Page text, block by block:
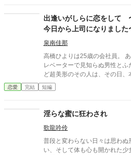
出逢いがしらに恋をして
今日から上司になりました
泉南佳那
高橋ひよりは25歳の会社員。
レベーターで見知らぬ男性と
ど超美形のその人は、その日
司だった。 彼、宮沢ジュリア
ロジェクト・マネージャー。
噂が……
恋愛 完結 短編
淫らな蜜に狂わされ
歌龍吟伶
普段と変わらない日々は思わ
い、そして体も心も開かれた少女の人生録。